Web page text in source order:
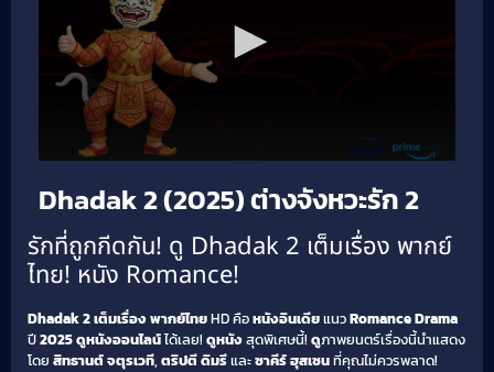
Dhadak 2 (2025) ต่างจังหวะรัก 2
รักที่ถูกกีดกัน! ดู Dhadak 2 เต็มเรื่อง พากย์
ไทย! หนัง Romance!
Dhadak 2 เต็มเรื่อง พากย์ไทยHD คือหนังอินเดียแนวRomance Drama
ปี2025ดูหนังออนไลน์ได้เลย! ดูหนังสุดพิเศษนี้! ดูภาพยนตร์เรื่องนี้นำแสดง
โดย สิทธานต์ จตุรเวที, ตริปตี ดิมรีและซาคีร์ ฮุสเซนที่คุณไม่ควรพลาด!